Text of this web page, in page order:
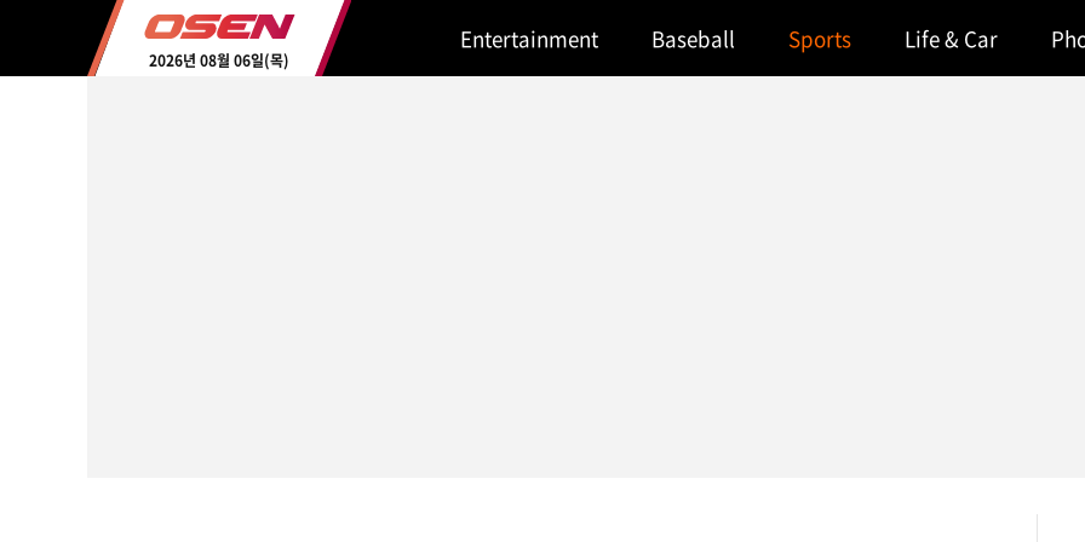
2026년 08월 06일(목)
Entertainment Baseball Sports Life & Car